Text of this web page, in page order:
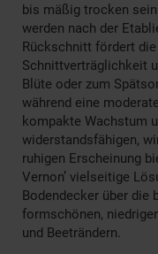
bis mäßig trocken
werden nach der
Rückschnitt fördert
Schnittverträglichkeit
Blüte oder zum
während eine
kompakte Wachstum
widerstandsfähigen,
ruhigen Erscheinung
Vernon’ vielseitige
Bodendecker über die
formschönen,
und Beeträndern.